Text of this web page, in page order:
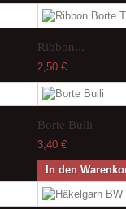
Ribbon...
2,50 €
Borte Bulli
3,40 €
In den